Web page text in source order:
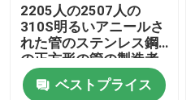
2205人の2507人の
310S明るいアニールさ
れた管のステンレス鋼
の正方形の管の製造者
201 304 304L 316
316L ベストプライス